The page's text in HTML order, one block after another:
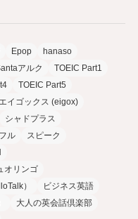
Epop
hanaso
アルク
TOEIC Part1
TOEIC Part5
エイゴックス (eigox)
シャドプラス
ル
スピーク
オリンゴ
）
ビジネス英語
大人の英会話倶楽部